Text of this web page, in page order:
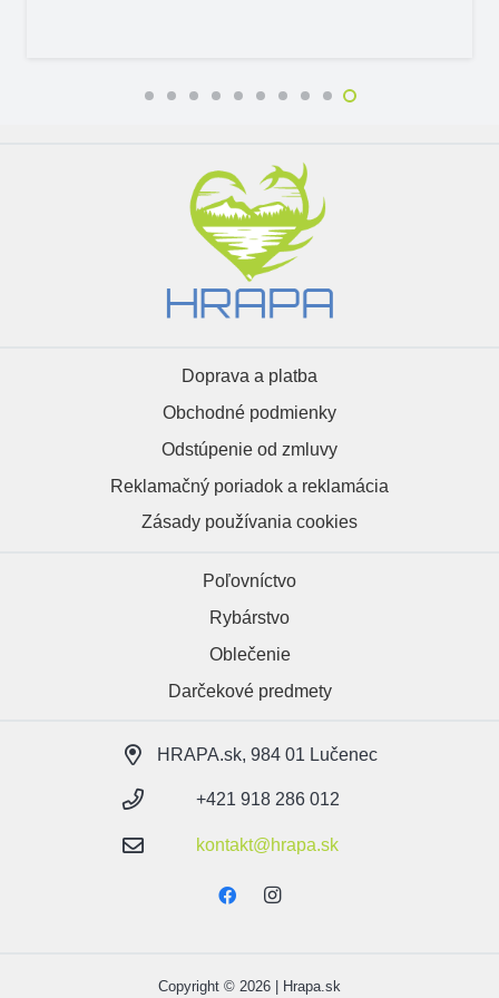
Doprava a platba
Obchodné podmienky
Odstúpenie od zmluvy
Reklamačný poriadok a reklamácia
Zásady používania cookies
Poľovníctvo
Rybárstvo
Oblečenie
Darčekové predmety
HRAPA.sk, 984 01 Lučenec
+421 918 286 012
kontakt@hrapa.sk
Copyright © 2026 | Hrapa.sk